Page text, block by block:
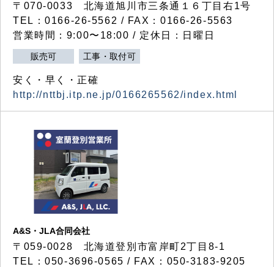
〒070-0033 北海道旭川市三条通１６丁目右1号
TEL：0166-26-5562 / FAX：0166-26-5563
営業時間：9:00〜18:00 / 定休日：日曜日
販売可 工事・取付可
安く・早く・正確
http://nttbj.itp.ne.jp/0166265562/index.html
A&S・JLA合同会社
〒 059-0028 北海道登別市富岸町2丁目 8-1
TEL：050-3696-0565 / FAX：050-3183-9205